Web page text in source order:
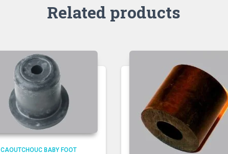
Related products
CAOUTCHOUC BABY FOOT